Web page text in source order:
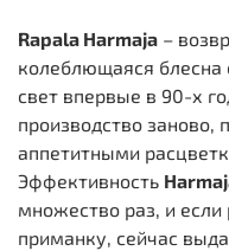
Rapala Harmaja –
колеблющаяся блесна
свет впервые в 90-х
производство
аппетитными
Эффективность
множество раз, и
приманку, сейчас